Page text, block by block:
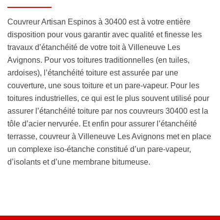
Couvreur Artisan Espinos à 30400 est à votre entière
disposition pour vous garantir avec qualité et finesse les
travaux d’étanchéité de votre toit à Villeneuve Les
Avignons. Pour vos toitures traditionnelles (en tuiles,
ardoises), l’étanchéité toiture est assurée par une
couverture, une sous toiture et un pare-vapeur. Pour les
toitures industrielles, ce qui est le plus souvent utilisé pour
assurer l’étanchéité toiture par nos couvreurs 30400 est la
tôle d’acier nervurée. Et enfin pour assurer l’étanchéité
terrasse, couvreur à Villeneuve Les Avignons met en place
un complexe iso-étanche constitué d’un pare-vapeur,
d’isolants et d’une membrane bitumeuse.